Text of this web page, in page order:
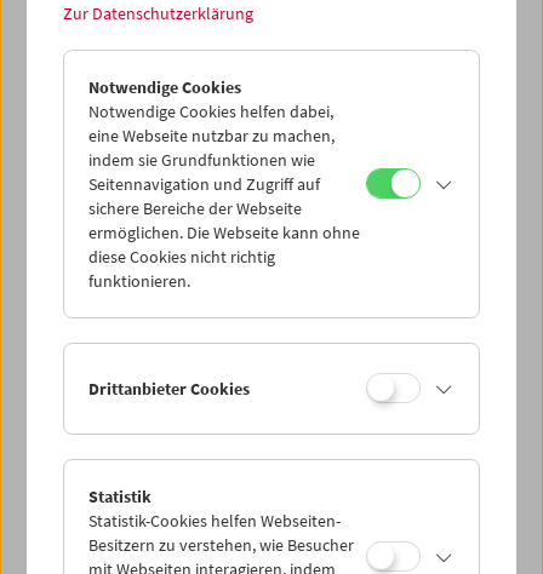
< zurück zur Übersicht
Zur Datenschutzerklärung
Notwendige Cookies
Notwendige Cookies helfen dabei,
eine Webseite nutzbar zu machen,
indem sie Grundfunktionen wie
Seitennavigation und Zugriff auf
sichere Bereiche der Webseite
ermöglichen. Die Webseite kann ohne
diese Cookies nicht richtig
funktionieren.
Drittanbieter Cookies
Statistik
Statistik-Cookies helfen Webseiten-
Besitzern zu verstehen, wie Besucher
mit Webseiten interagieren, indem